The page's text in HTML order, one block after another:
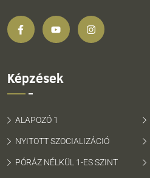
Képzések
ALAPOZÓ 1
NYITOTT SZOCIALIZÁCIÓ
PÓRÁZ NÉLKÜL 1-ES SZINT